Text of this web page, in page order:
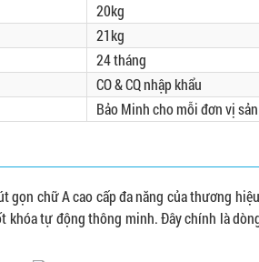
20kg
21kg
24 tháng
CO & CQ nhập khẩu
Bảo Minh cho mỗi đơn vị
gọn chữ A cao cấp đa năng của thương
tự động thông minh. Đây chính là